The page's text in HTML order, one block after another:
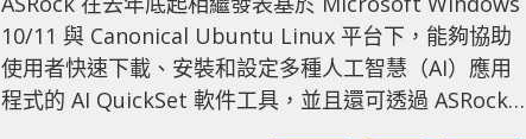
10/11 與 Canonical Ubuntu Linux 平台下，能夠協助
使用者快速下載、安裝和設定多種人工智慧（AI）應用
程式的 AI QuickSet 軟件工具，並且還可透過 ASRock